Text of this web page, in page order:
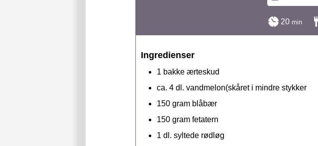
20minutter
min
Ingredienser
1 bakke ærteskud
ca. 4 dl. vandmelon(skåret i mindre stykker
150 gram blåbær
150 gram fetatern
1 dl. syltede rødløg